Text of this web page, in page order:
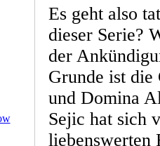
Es geht also
dieser Serie?
der
Grunde ist die
und Domina
Sejic hat sich
liebenswerten